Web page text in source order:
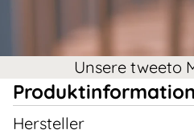
Unsere tweeto
Hersteller